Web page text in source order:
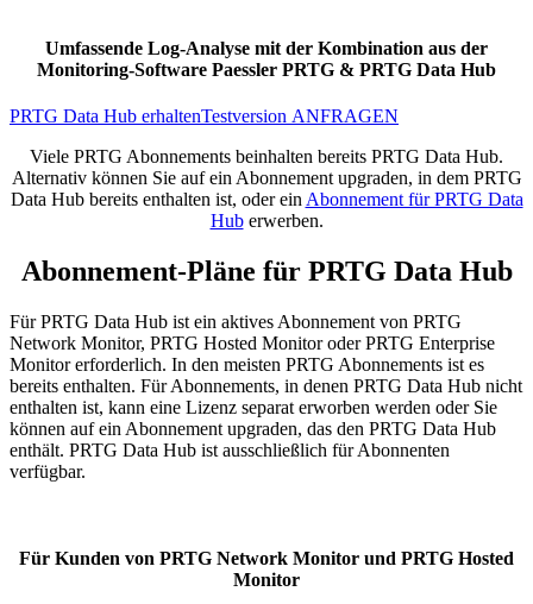
Umfassende Log-Analyse mit der Kombination aus der
Monitoring-Software Paessler PRTG & PRTG Data Hub
PRTG Data Hub erhaltenTestversion ANFRAGEN
Viele PRTG Abonnements beinhalten bereits PRTG Data Hub.
Alternativ können Sie auf ein Abonnement upgraden, in dem PRTG
Data Hub bereits enthalten ist, oder ein Abonnement für PRTG Data
Huberwerben.
Abonnement-Pläne für PRTG Data Hub
Für PRTG Data Hub ist ein aktives Abonnement von PRTG
Network Monitor, PRTG Hosted Monitor oder PRTG Enterprise
Monitor erforderlich. In den meisten PRTG Abonnements ist es
bereits enthalten. Für Abonnements, in denen PRTG Data Hub nicht
enthalten ist, kann eine Lizenz separat erworben werden oder Sie
können auf ein Abonnement upgraden, das den PRTG Data Hub
enthält. PRTG Data Hub ist ausschließlich für Abonnenten
verfügbar.
Für Kunden von PRTG Network Monitor und PRTG Hosted
Monitor